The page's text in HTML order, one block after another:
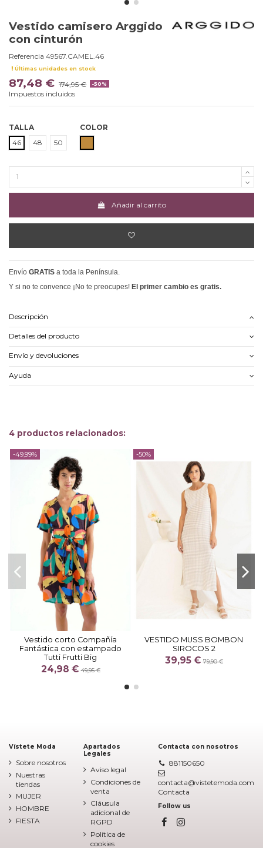
Vestido camisero Arggido
con cinturón
Referencia 49567.CAMEL.46
Últimas unidades en stock
87,48 € 174,95 € -50%
Impuestos incluidos
TALLA
46
48 50
COLOR
Añadir al carrito
Envío GRATIS a toda la Península.
Y si no te convence ¡No te preocupes! El primer cambio es gratis.
Descripción
Detalles del producto
Envío y devoluciones
Ayuda
4 productos relacionados:
-49,99%
Vestido corto Compañía
Fantástica con estampado
Tutti Frutti Big
24,98 €49,95 €
-50%
VESTIDO MUSS BOMBON
SIROCOS 2
39,95 €79,90 €
Vístete Moda
Sobre nosotros
Nuestras
tiendas
MUJER
HOMBRE
FIESTA
Apartados
Legales
Aviso legal
Condiciones de
venta
Cláusula
adicional de
RGPD
Política de
cookies
Contacta con nosotros
881150650
contacta@vistetemoda.com
Contacta
Follow us